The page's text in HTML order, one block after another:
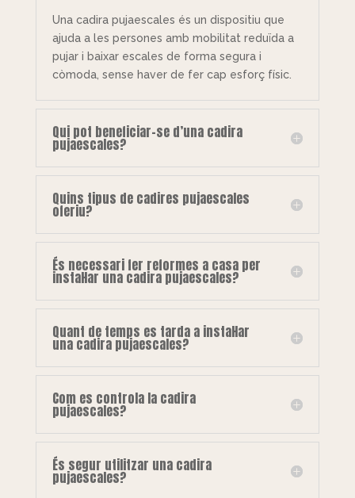
Una cadira pujaescales és un dispositiu que
ajuda a les persones amb mobilitat reduïda a
pujar i baixar escales de forma segura i
còmoda, sense haver de fer cap esforç físic.
Qui pot beneficiar-se d’una cadira
pujaescales?
Quins tipus de cadires pujaescales
oferiu?
És necessari fer reformes a casa per
instal·lar una cadira pujaescales?
Quant de temps es tarda a instal·lar
una cadira pujaescales?
Com es controla la cadira
pujaescales?
És segur utilitzar una cadira
pujaescales?